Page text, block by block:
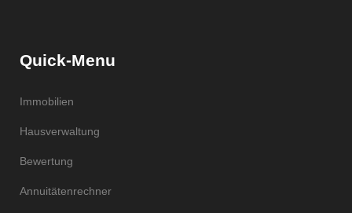
Quick-Menu
Immobilien
Hausverwaltung
Bewertung
Annuitätenrechner